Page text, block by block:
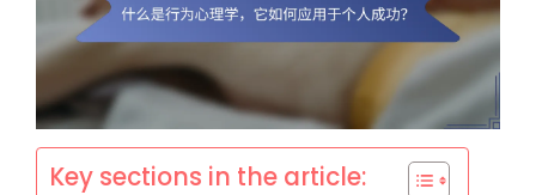
Key sections in the article: